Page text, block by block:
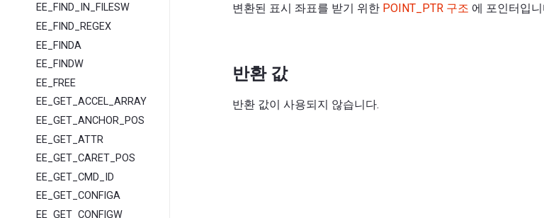
EE_FIND_IN_FILESW
EE_FIND_REGEX
EE_FINDA
EE_FINDW
EE_FREE
EE_GET_ACCEL_ARRAY
EE_GET_ANCHOR_POS
EE_GET_ATTR
EE_GET_CARET_POS
EE_GET_CMD_ID
EE_GET_CONFIGA
EE_GET_CONFIGW
변환된 표시 좌표를 받기 위한 POINT_PTR 구조 에 포인터입니
반환 값
반환 값이 사용되지 않습니다.